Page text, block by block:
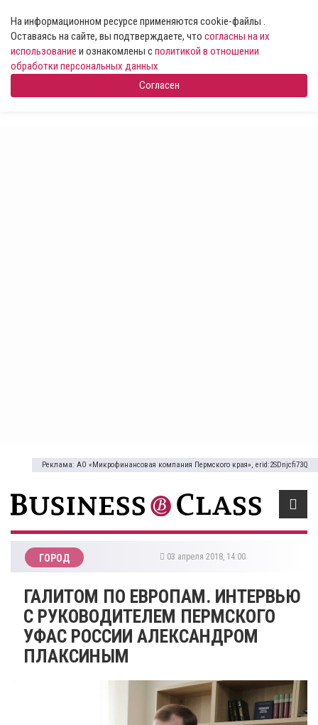
На информационном ресурсе применяются cookie-файлы .
Оставаясь на сайте, вы подтверждаете, что согласны на их
использование и ознакомлены сполитикой в отношении
обработки персональных данных
Согласен
Реклама: АО «Микрофинансовая компания Пермского края», erid:2SDnjcfi73Q
ГОРОД 03 апреля 2018, 14:00
ГАЛИТОМ ПО ЕВРОПАМ. ИНТЕРВЬЮ
С РУКОВОДИТЕЛЕМ ПЕРМСКОГО
УФАС РОССИИ АЛЕКСАНДРОМ
ПЛАКСИНЫМ